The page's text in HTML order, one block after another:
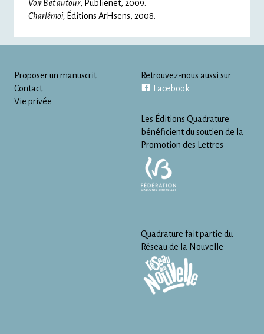
Voir B et autour, Publienet, 2009.
Charlémoi, Éditions ArHsens, 2008.
Proposer un manuscrit
Contact
Vie privée
Retrouvez-nous aussi sur
Facebook
Les Éditions Quadrature
bénéficient du soutien de la
Promotion des Lettres
Quadrature fait partie du
Réseau de la Nouvelle